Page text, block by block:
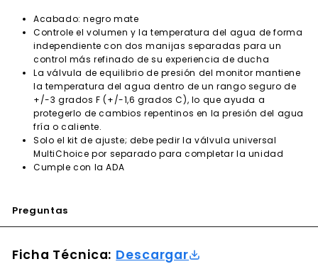
Acabado: negro mate
Controle el volumen y la temperatura del agua de forma
independiente con dos manijas separadas para un
control más refinado de su experiencia de ducha
La válvula de equilibrio de presión del monitor mantiene
la temperatura del agua dentro de un rango seguro de
+/-3 grados F (+/-1,6 grados C), lo que ayuda a
protegerlo de cambios repentinos en la presión del agua
fría o caliente.
Solo el kit de ajuste; debe pedir la válvula universal
MultiChoice por separado para completar la unidad
Cumple con la ADA
Preguntas
Ficha Técnica: Descargar